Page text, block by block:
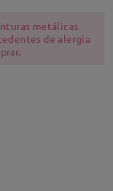
metálicas
de alergia